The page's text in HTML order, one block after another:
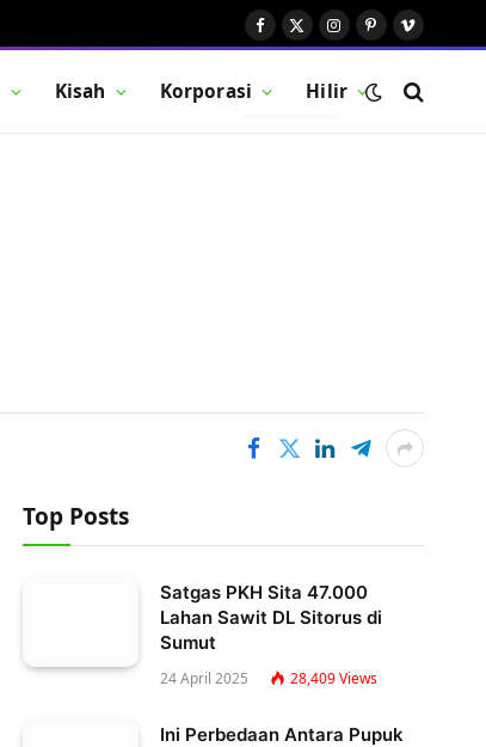
Facebook
X
Instagram
Pinterest
Vimeo
Kisah Korporasi Hilir
BUTTON
Top Posts
Satgas PKH Sita 47.000
Lahan Sawit DL Sitorus di
Sumut
24 April 2025 28,409Views
Ini Perbedaan Antara Pupuk